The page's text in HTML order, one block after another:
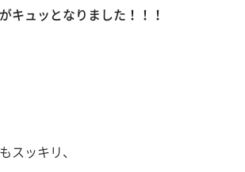
キュッとなりました！！！
スッキリ、